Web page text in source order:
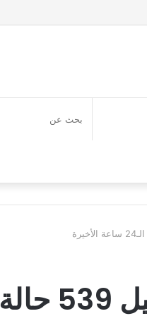
عاجل.. المغرب يُعلن تسجيل 539 حالة